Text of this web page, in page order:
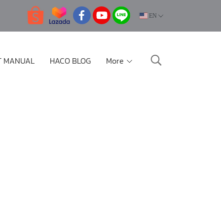
EN
MANUAL HACO BLOG More